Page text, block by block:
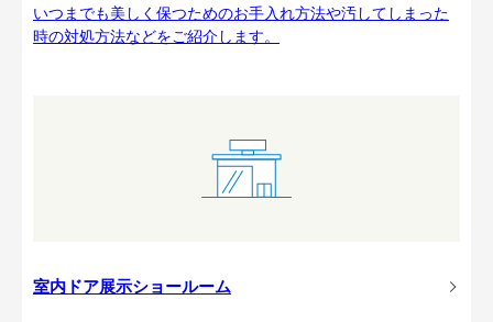
いつまでも美しく保つためのお手入れ方法や汚してしまった
時の対処方法などをご紹介します。
室内ドア展示ショールーム